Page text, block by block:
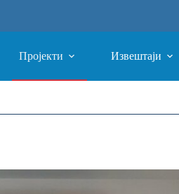
Пројекти Извештаји